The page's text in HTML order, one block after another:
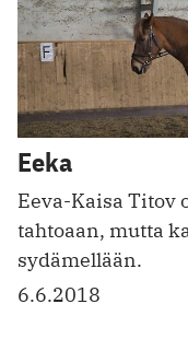
Eeka
Eeva-Kaisa Titov
tahtoaan, mutta
sydämellään.
6.6.2018